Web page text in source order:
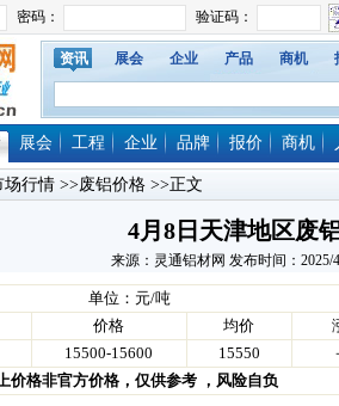
资讯 展会 企业 产品 商机
展会 工程 企业 品牌 报价 商机
场行情 >>废铝价格 >>正文
4月8日天津地区废
来源：灵通铝材网 发布时间：2025/
单位：元/吨
价格 均价
15500-15600 15550
价格非官方价格，仅供参考 ，风险自负